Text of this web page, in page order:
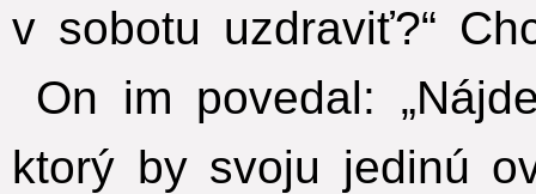
v sobotu uzdraviť?“
On im povedal:
ktorý by svoju jedinú